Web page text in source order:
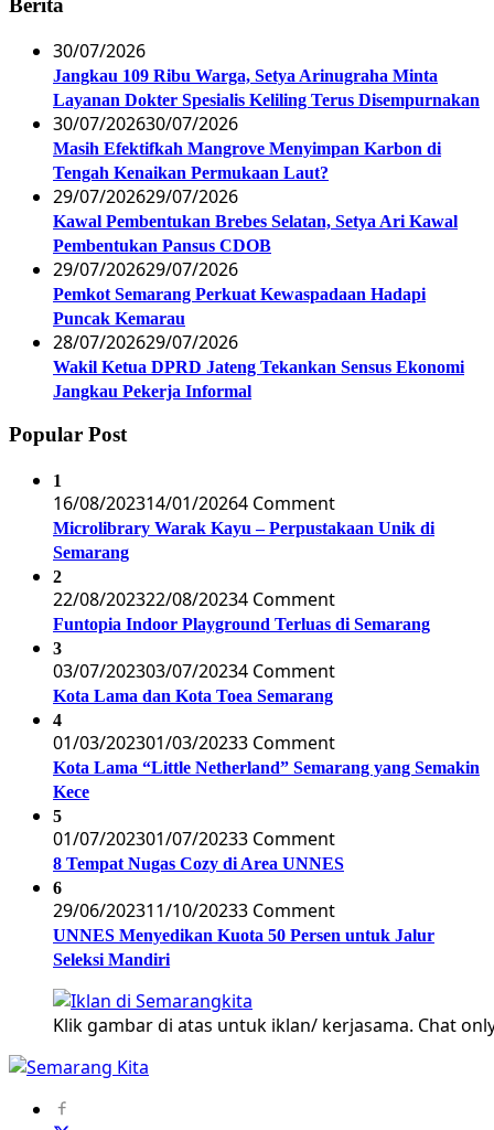
Berita
30/07/2026
Jangkau 109 Ribu Warga, Setya Arinugraha Minta
Layanan Dokter Spesialis Keliling Terus Disempurnakan
30/07/202630/07/2026
Masih Efektifkah Mangrove Menyimpan Karbon di
Tengah Kenaikan Permukaan Laut?
29/07/202629/07/2026
Kawal Pembentukan Brebes Selatan, Setya Ari Kawal
Pembentukan Pansus CDOB
29/07/202629/07/2026
Pemkot Semarang Perkuat Kewaspadaan Hadapi
Puncak Kemarau
28/07/202629/07/2026
Wakil Ketua DPRD Jateng Tekankan Sensus Ekonomi
Jangkau Pekerja Informal
Popular Post
1
16/08/202314/01/20264 Comment
Microlibrary Warak Kayu – Perpustakaan Unik di
Semarang
2
22/08/202322/08/20234 Comment
Funtopia Indoor Playground Terluas di Semarang
3
03/07/202303/07/20234 Comment
Kota Lama dan Kota Toea Semarang
4
01/03/202301/03/20233 Comment
Kota Lama “Little Netherland” Semarang yang Semakin
Kece
5
01/07/202301/07/20233 Comment
8 Tempat Nugas Cozy di Area UNNES
6
29/06/202311/10/20233 Comment
UNNES Menyedikan Kuota 50 Persen untuk Jalur
Seleksi Mandiri
Klik gambar di atas untuk iklan/ kerjasama. Chat